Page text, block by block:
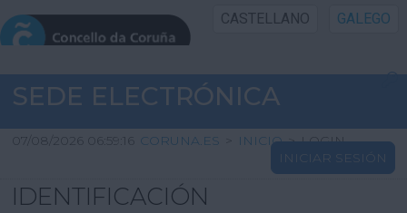
CASTELLANO GALEGO
INICIO SEDE
INICIO
INFORMACIÓN PÚBLICA
SEDE ELECTRÓNICA
07/08/2026 06:59:16 CORUNA.ES > INICIO > LOGIN
INICIAR SESIÓN
IDENTIFICACIÓN